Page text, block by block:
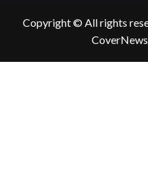
Copyright © All rights
CoverNews